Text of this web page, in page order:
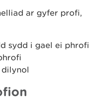
ar gyfer profi,
sydd i gael ei phrofi